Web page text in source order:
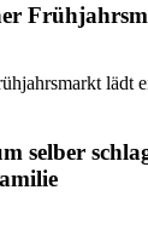
lädt
selber